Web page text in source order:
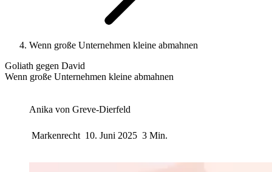
Wenn große Unternehmen kleine abmahnen
Goliath gegen David
Wenn große Unternehmen kleine abmahnen
Anika von Greve-Dierfeld
Markenrecht 10. Juni 2025 3 Min.